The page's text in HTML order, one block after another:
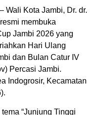
Wali Kota Jambi, Dr. dr.
membuka
Jambi 2026 yang
Hari Ulang
dan Bulan Catur IV
Percasi Jambi.
Indogrosir, Kecamatan
“Junjung Tinggi